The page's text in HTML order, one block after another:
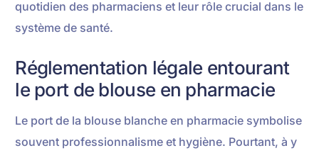
quotidien des pharmaciens et leur rôle crucial dans le
système de santé.
Réglementation légale entourant
le port de blouse en pharmacie
Le port de la blouse blanche en pharmacie symbolise
souvent professionnalisme et hygiène. Pourtant, à y